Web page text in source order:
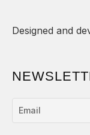
Designed and